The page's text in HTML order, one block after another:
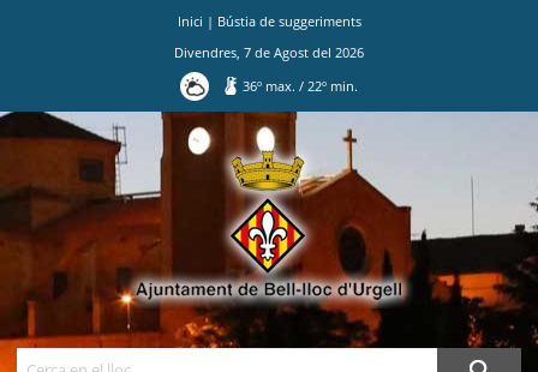
Inici | Bústia de suggeriments
Divendres 7 de Agost del 2026
36º max./ 22º min.